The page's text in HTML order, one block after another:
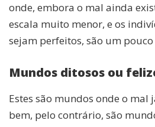
onde, embora o mal ainda
escala muito menor, e os
sejam perfeitos, são um
Mundos ditosos ou
Estes são mundos onde o mal
bem, pelo contrário, são